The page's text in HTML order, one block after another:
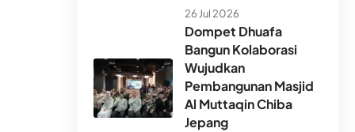
26 Jul 2026
Dompet Dhuafa
Bangun Kolaborasi
Wujudkan
Pembangunan Masjid
Al Muttaqin Chiba
Jepang